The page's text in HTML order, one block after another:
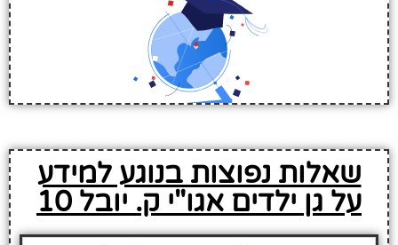
שאלות נפוצות בנוגע למידע
על גן ילדים אגו"י ק. יובל 10